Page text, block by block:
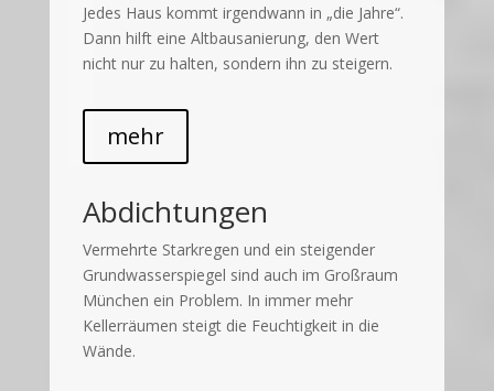
Jedes Haus kommt irgendwann in „die Jahre“.
Dann hilft eine Altbausanierung, den Wert
nicht nur zu halten, sondern ihn zu steigern.
mehr
Abdichtungen
Vermehrte Starkregen und ein steigender
Grundwasserspiegel sind auch im Großraum
München ein Problem. In immer mehr
Kellerräumen steigt die Feuchtigkeit in die
Wände.